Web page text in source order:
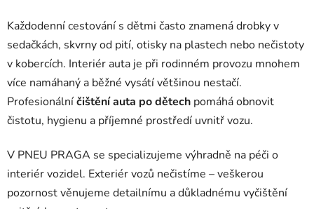
Každodenní cestování s dětmi často znamená drobky v
sedačkách, skvrny od pití, otisky na plastech nebo nečistoty
v kobercích. Interiér auta je při rodinném provozu mnohem
více namáhaný a běžné vysátí většinou nestačí.
Profesionálníčištění auta po dětech pomáhá obnovit
čistotu, hygienu a příjemné prostředí uvnitř vozu.
V PNEU PRAGA se specializujeme výhradně na péči o
interiér vozidel. Exteriér vozů nečistíme – veškerou
pozornost věnujeme detailnímu a důkladnému vyčištění